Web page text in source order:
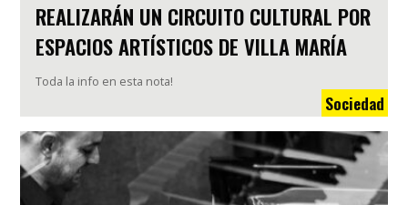
REALIZARÁN UN CIRCUITO CULTURAL POR
ESPACIOS ARTÍSTICOS DE VILLA MARÍA
Toda la info en esta nota!
Sociedad